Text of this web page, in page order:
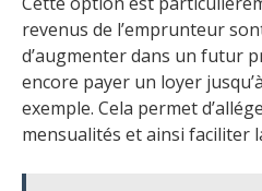
revenus de l’emprunteur
d’augmenter dans un futur
encore payer un loyer
exemple. Cela permet
mensualités et ainsi faciliter